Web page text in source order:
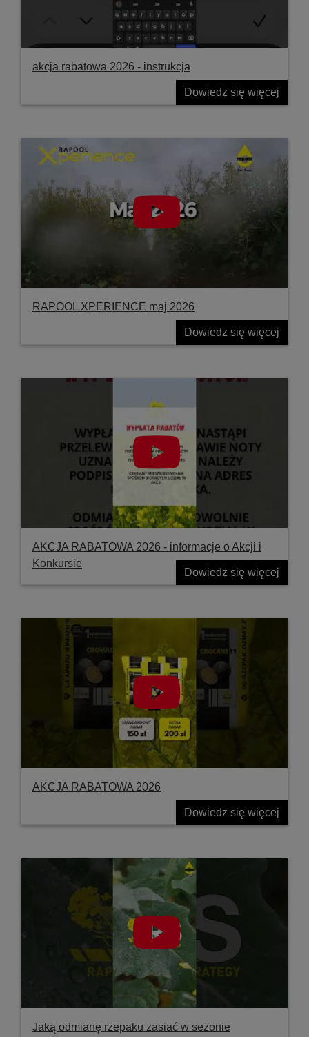
akcja rabatowa 2026 - instrukcja
Dowiedz się więcej
RAPOOL XPERIENCE maj 2026
Dowiedz się więcej
AKCJA RABATOWA 2026 - informacje o Akcji i
Konkursie
Dowiedz się więcej
AKCJA RABATOWA 2026
Dowiedz się więcej
Jaką odmianę rzepaku zasiać w sezonie